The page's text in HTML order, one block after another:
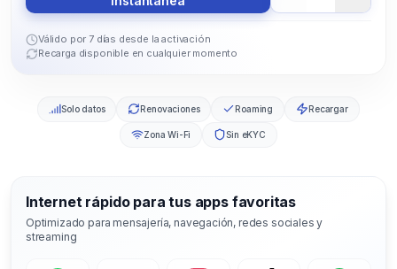
Válido por 7 días desde la activación
Recarga disponible en cualquier momento
Solo datos Renovaciones Roaming Recargar
Zona Wi-Fi Sin eKYC
Internet rápido para tus apps favoritas
Optimizado para mensajería, navegación, redes sociales y
streaming